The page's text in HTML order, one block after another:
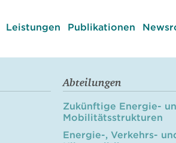
Leistungen Publikationen
Abteilungen
Zukünftige Energie-
Mobilitätsstrukturen
Energie-, Verkehrs-